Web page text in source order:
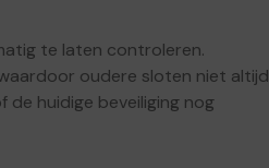
te laten controleren.
oudere sloten niet altijd
de huidige beveiliging nog